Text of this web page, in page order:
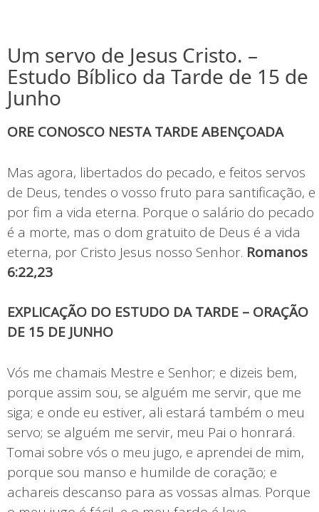
Um servo de Jesus Cristo. –
Estudo Bíblico da Tarde de 15 de
Junho
ORE CONOSCO NESTA TARDE ABENÇOADA
Mas agora, libertados do pecado, e feitos servos
de Deus, tendes o vosso fruto para santificação, e
por fim a vida eterna. Porque o salário do pecado
é a morte, mas o dom gratuito de Deus é a vida
eterna, por Cristo Jesus nosso Senhor. Romanos
6:22,23
EXPLICAÇÃO DO ESTUDO DA TARDE – ORAÇÃO
DE 15 DE JUNHO
Vós me chamais Mestre e Senhor; e dizeis bem,
porque assim sou, se alguém me servir, que me
siga; e onde eu estiver, ali estará também o meu
servo; se alguém me servir, meu Pai o honrará.
Tomai sobre vós o meu jugo, e aprendei de mim,
porque sou manso e humilde de coração; e
achareis descanso para as vossas almas. Porque